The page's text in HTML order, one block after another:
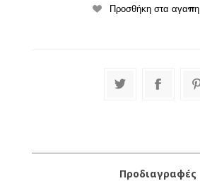
Προδιαγραφές